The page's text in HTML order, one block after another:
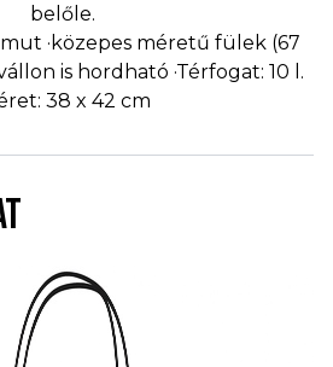
belőle.
·közepes méretű fülek (67
is hordható ·Térfogat: 10 l.
38 x 42 cm